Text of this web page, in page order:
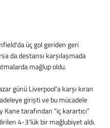
da destansı karşılaşmada
mağlup oldu.
günü Liverpool'a karşı kıran
girişti ve bu mücadele
tarafından “iç karartıcı”
4-3’lük bir mağlubiyet aldı.